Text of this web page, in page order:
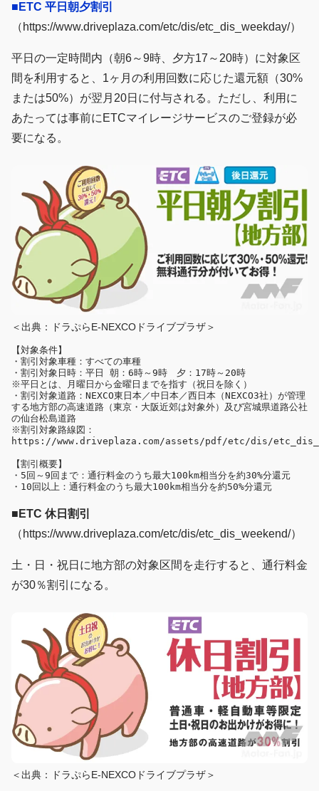
■ETC 平日朝夕割引
（https://www.driveplaza.com/etc/dis/etc_dis_weekday/）
平日の一定時間内（朝6～9時、夕方17～20時）に対象区
間を利用すると、1ヶ月の利用回数に応じた還元額（30%
または50%）が翌月20日に付与される。ただし、利用に
あたっては事前にETCマイレージサービスのご登録が必
要になる。
＜出典：ドラぷらE-NEXCOドライブプラザ＞
【対象条件】
・割引対象車種：すべての車種
・割引対象日時：平日 朝：6時～9時　夕：17時～20時
※平日とは、月曜日から金曜日までを指す（祝日を除く）
・割引対象道路：NEXCO東日本／中日本／西日本（NEXCO3社）が管理
する地方部の高速道路（東京・大阪近郊は対象外）及び宮城県道路公社
の仙台松島道路
※割引対象路線図：
【割引概要】
・5回～9回まで：通行料金のうち最大100km相当分を約30%分還元
■ETC 休日割引
（https://www.driveplaza.com/etc/dis/etc_dis_weekend/）
土・日・祝日に地方部の対象区間を走行すると、通行料金
が30％割引になる。
＜出典：ドラぷらE-NEXCOドライブプラザ＞